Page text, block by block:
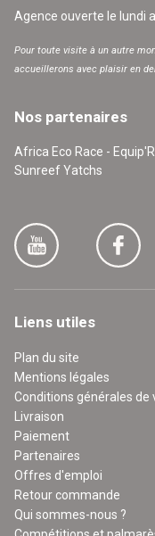
Agence ouverte le lundi
Pour toute visite à un autre
accueillerons avec plaisir en
Nos partenaires
Africa Eco Race -
Sunreef Yatchs
Liens utiles
Plan du site
Mentions légales
Conditions générales de
Livraison
Paiement
Partenaires
Offres d'emploi
Retour commande
Qui sommes-nous ?